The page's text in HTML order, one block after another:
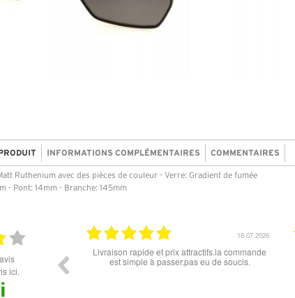
INFORMATIONS COMPLÉMENTAIRES COMMENTAIRES
Ruthenium avec des pièces de couleur - Verre: Gradient de fumée
- Pont: 14mm - Branche: 145mm
avis
ici.
18.07.2026
soucis.
06.07.2026
Super lunette merci pour les lunettes pour
l'éclipse